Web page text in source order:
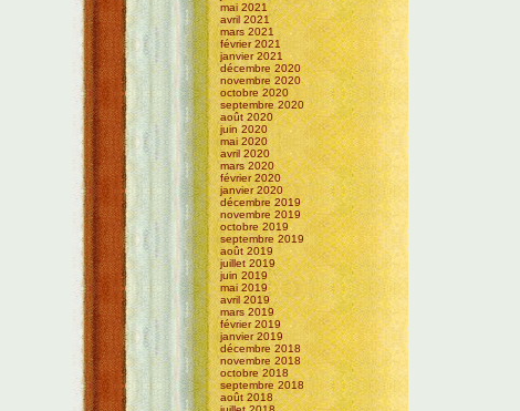
mai 2021
avril 2021
mars 2021
février 2021
janvier 2021
décembre 2020
novembre 2020
octobre 2020
septembre 2020
août 2020
juin 2020
mai 2020
avril 2020
mars 2020
février 2020
janvier 2020
décembre 2019
novembre 2019
octobre 2019
septembre 2019
août 2019
juillet 2019
juin 2019
mai 2019
avril 2019
mars 2019
février 2019
janvier 2019
décembre 2018
novembre 2018
octobre 2018
septembre 2018
août 2018